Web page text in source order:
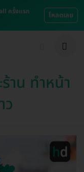
ครั้งแรก
โหลดเลย
าน ทำหน้า